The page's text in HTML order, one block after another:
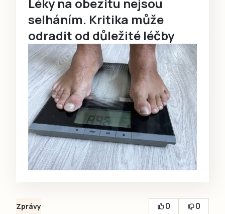
selháním. Kritika může
odradit od důležité léčby
Zprávy 0
0